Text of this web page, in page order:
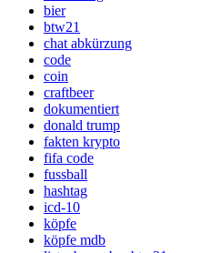
bier
btw21
chat abkürzung
code
coin
craftbeer
dokumentiert
donald trump
fakten krypto
fifa code
fussball
hashtag
icd-10
köpfe
köpfe mdb